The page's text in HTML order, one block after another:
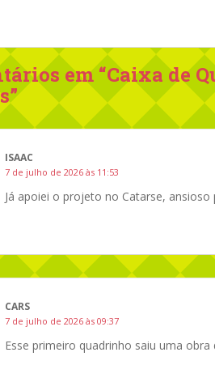
em “Caixa de
”
ISAAC
7 de julho de 2026 às 11:53
Já apoiei o projeto no Catarse,
CARS
7 de julho de 2026 às 09:37
Esse primeiro quadrinho saiu uma obra